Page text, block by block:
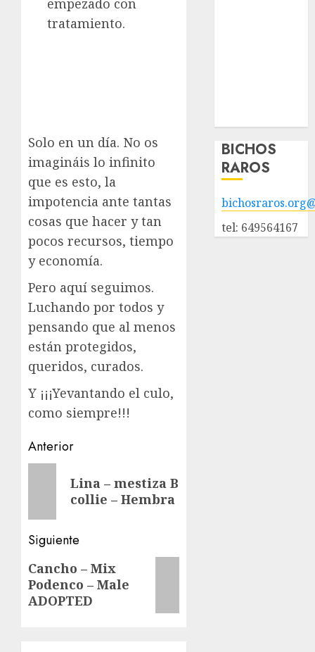
empezado con
tratamiento.
Solo en un día. No os
imagináis lo infinito
que es esto, la
impotencia ante tantas
cosas que hacer y tan
pocos recursos, tiempo
y economía.
Pero aquí seguimos.
Luchando por todos y
pensando que al menos
están protegidos,
queridos, curados.
Y ¡¡¡Yevantando el culo,
como siempre!!!
Navegación
de
entradas
Anterior
anterior:Lina – mestiza B
collie – Hembra
Siguiente
Siguiente
entrada:
Cancho – Mix
Podenco – Male
ADOPTED
BICHOS
RAROS
tel: 649564167